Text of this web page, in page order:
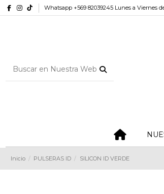
Whatsapp +569 82039245 Lunes a Viernes
Inicio PULSERAS ID SILICON ID VERDE